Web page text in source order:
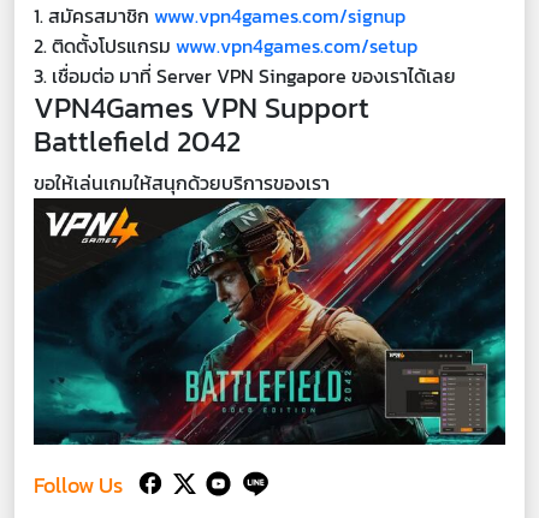
1. สมัครสมาชิก www.vpn4games.com/signup
2. ติดตั้งโปรแกรม www.vpn4games.com/setup
3. เชื่อมต่อ มาที่ Server VPN Singapore ของเราได้เลย
VPN4Games VPN Support
Battlefield 2042
ขอให้เล่นเกมให้สนุกด้วยบริการของเรา
Follow Us